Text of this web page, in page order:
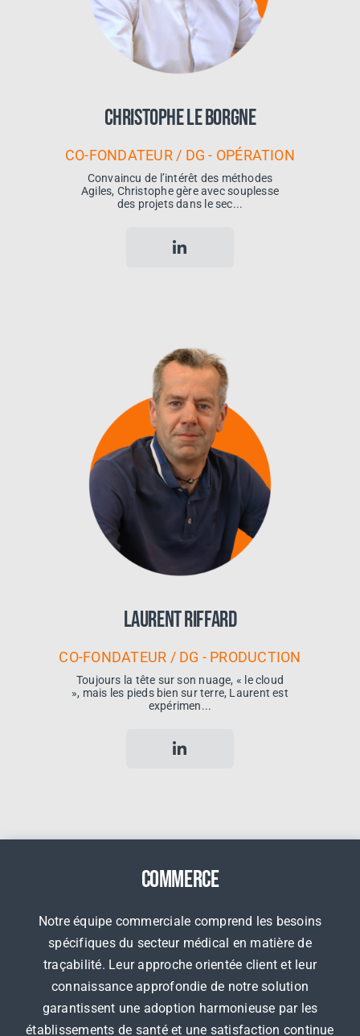
Christophe Le Borgne
CO-FONDATEUR / DG - OPÉRATION
Convaincu de l’intérêt des méthodes
Agiles, Christophe gère avec souplesse
des projets dans le sec...
Laurent Riffard
CO-FONDATEUR / DG - PRODUCTION
Toujours la tête sur son nuage, « le cloud
», mais les pieds bien sur terre, Laurent est
expérimen...
Commerce
Notre équipe commerciale comprend les besoins
spécifiques du secteur médical en matière de
traçabilité. Leur approche orientée client et leur
connaissance approfondie de notre solution
garantissent une adoption harmonieuse par les
établissements de santé et une satisfaction continue